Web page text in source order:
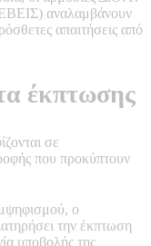
αναλαμβάνουν
απαιτήσεις από
έκπτωσης
σε
που προκύπτουν
ο
την έκπτωση
υποβολής της